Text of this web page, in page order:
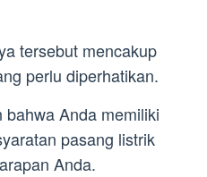
tersebut mencakup
perlu diperhatikan.
Anda memiliki
pasang listrik
Anda.